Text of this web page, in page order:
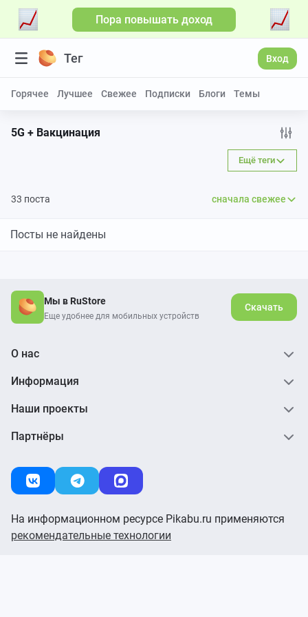
Пора повышать доход
Тег Вход
Горячее Лучшее Свежее Подписки Блоги Темы
5G + Вакцинация
Ещё теги
33 поста сначала свежее
Посты не найдены
Мы в RuStore
Еще удобнее для мобильных устройств
Скачать
О нас
Информация
Наши проекты
Партнёры
На информационном ресурсе Pikabu.ru применяются
рекомендательные технологии